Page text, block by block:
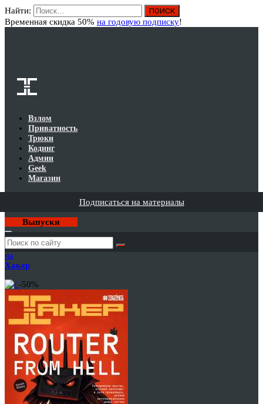
Найти:
Временная скидка 50% на годовую подписку!
Взлом
Приватность
Трюки
Кодинг
Админ
Geek
Магазин
Подписаться на материалы
Выпуски
Годовая
подписка
на
Хакер
-50%